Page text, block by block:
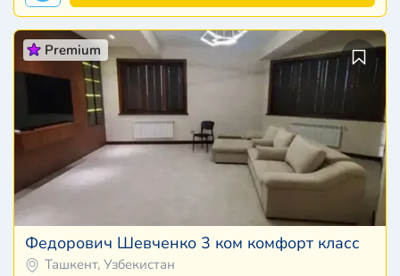
Premium
Федорович Шевченко 3 ком комфорт класс
Ташкент, Узбекистан